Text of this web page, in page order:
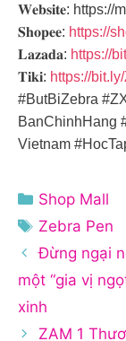
𝐖𝐞𝐛𝐬𝐢𝐭𝐞: https://
𝐒𝐡𝐨𝐩𝐞𝐞: https://
𝐋𝐚𝐳𝐚𝐝𝐚: https://
𝐓𝐢𝐤𝐢: https://
#ButBiZebra
BanChinhHang
Vietnam
Danh
mục
Shop Mall
Thẻ
Zebra Pen
Đừng ngại
một “gia vị
xinh
ZAM 1